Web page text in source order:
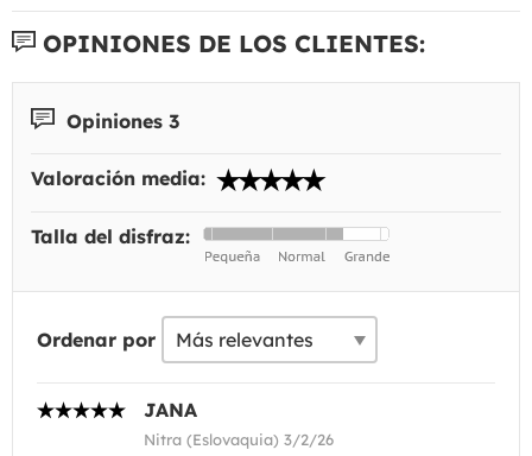
OPINIONES DE LOS CLIENTES:
Opiniones 3
Valoración media:
Talla del disfraz:
Ordenar por
JANA
Nitra (Eslovaquia) 3/2/26